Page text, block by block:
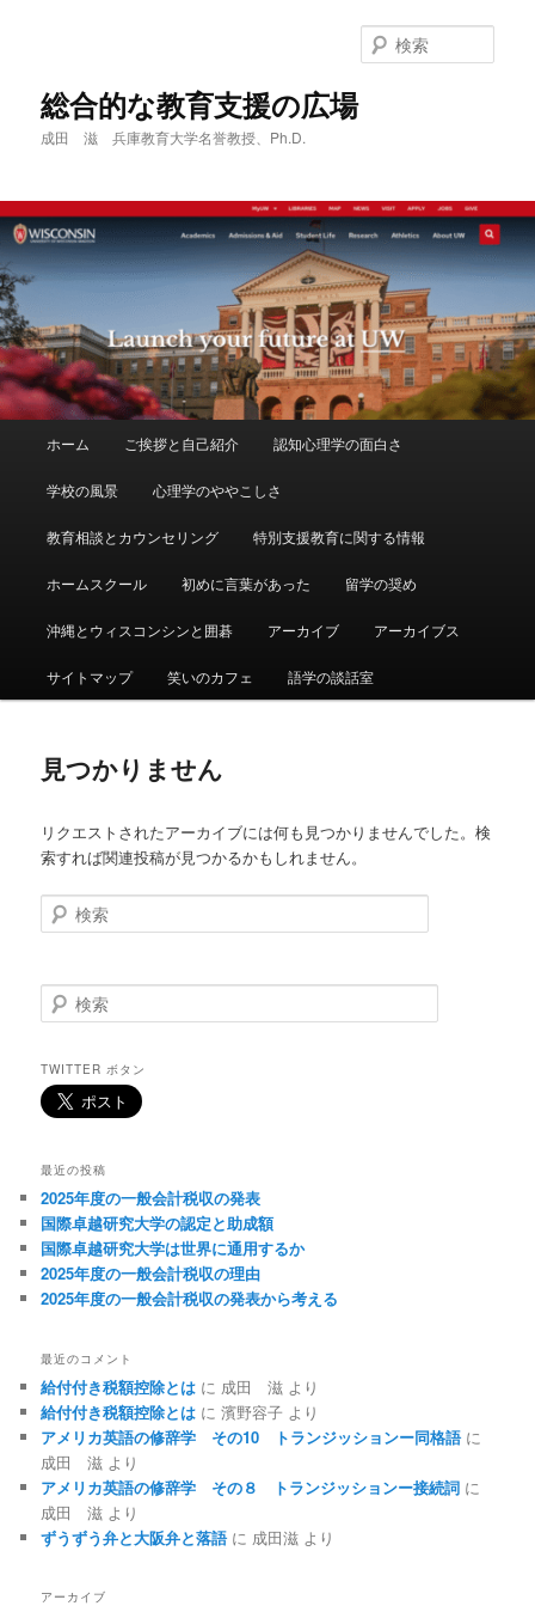
へ
移
動
移
動
総合的な教育支援の広場
成田 滋 兵庫教育大学名誉教授、Ph.D.
索
ホーム ご挨拶と自己紹介 認知心理学の面白さ
学校の風景 心理学のややこしさ
教育相談とカウンセリング 特別支援教育に関する情報
ホームスクール 初めに言葉があった 留学の奨め
沖縄とウィスコンシンと囲碁 アーカイブ アーカイブス
サイトマップ 笑いのカフェ 語学の談話室
見つかりません
リクエストされたアーカイブには何も見つかりませんでした。検
索すれば関連投稿が見つかるかもしれません。
検
索
検
索
TWITTER ボタン
最近の投稿
2025年度の一般会計税収の発表
国際卓越研究大学の認定と助成額
国際卓越研究大学は世界に通用するか
2025年度の一般会計税収の理由
2025年度の一般会計税収の発表から考える
最近のコメント
給付付き税額控除とは に 成田 滋 より
給付付き税額控除とは に濱野容子 より
アメリカ英語の修辞学 その10 トランジッションー同格語に
成田 滋 より
アメリカ英語の修辞学 その８ トランジッションー接続詞 に
成田 滋 より
ずうずう弁と大阪弁と落語に 成田滋 より
アーカイブ